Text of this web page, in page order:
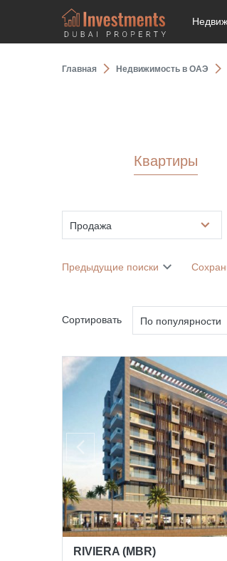
Главная Недвижимость в ОАЭ
Квартиры
Продажа
Предыдущие поиски
Сортировать По популярности
RIVIERA (MBR)